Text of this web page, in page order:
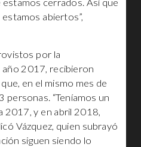
cerrados. Así que
abiertos”,
por la
año 2017, recibieron
en el mismo mes de
“Teníamos un
2017, y en abril 2018,
Vázquez, quien subrayó
siguen siendo lo